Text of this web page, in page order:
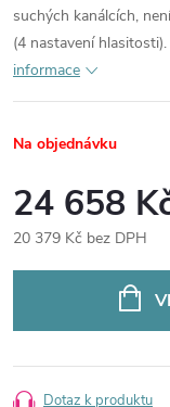
suchých kanálcích,
(4 nastavení
informace
Na objednávku
24 658
20 379 Kč bez DPH
Dotaz k produktu